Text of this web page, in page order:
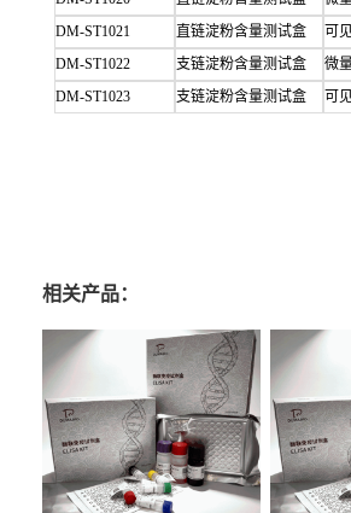
DM-ST1021
直链淀粉含量测试盒
可
DM-ST1022
支链淀粉含量测试盒
微
DM-ST1023
支链淀粉含量测试盒 可
相关产品：